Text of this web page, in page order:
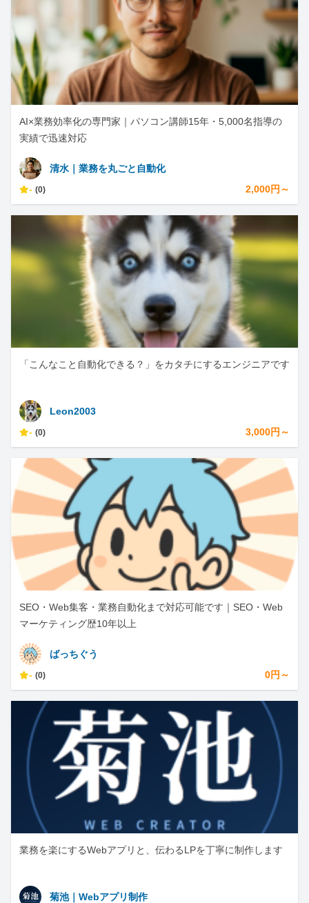
AI×業務効率化の専門家｜パソコン講師15年・5,000名指導の
実績で迅速対応
清水｜業務を丸ごと自動化
- (0) 2,000円～
「こんなこと自動化できる？」をカタチにするエンジニアです
Leon2003
- (0) 3,000円～
SEO・Web集客・業務自動化まで対応可能です｜SEO・Web
マーケティング歴10年以上
ばっちぐう
- (0) 0円～
業務を楽にするWebアプリと、伝わるLPを丁寧に制作します
菊池｜Webアプリ制作